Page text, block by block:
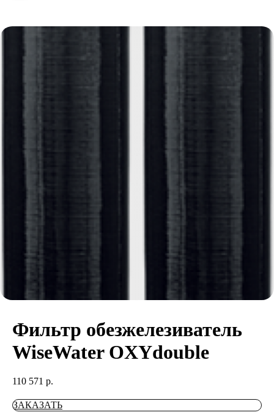
Фильтр обезжелезиватель
WiseWater OXYdouble
110 571 р.
ЗАКАЗАТЬ